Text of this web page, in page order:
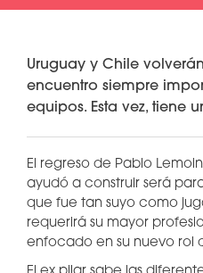
Uruguay y Chile
encuentro siempre
equipos. Esta vez, tiene
El regreso de Pablo
ayudó a construir será
que fue tan suyo como
requerirá su mayor
enfocado en su nuevo rol